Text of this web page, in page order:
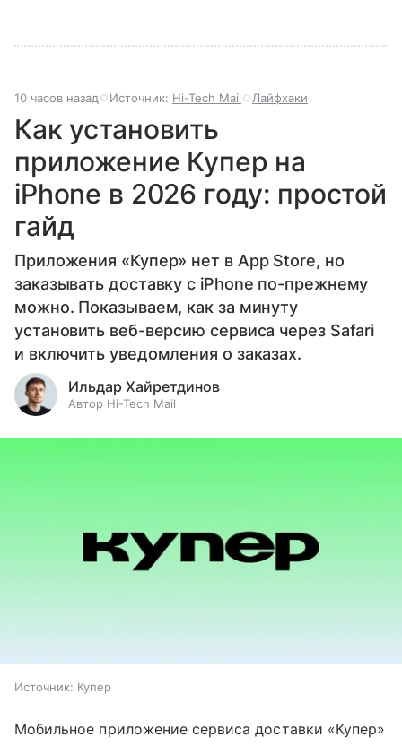
10 часов назад Источник: Hi-Tech Mail Лайфхаки
Как установить
приложение Купер на
iPhone в 2026 году: простой
гайд
Приложения «Купер» нет в App Store, но
заказывать доставку с iPhone по-прежнему
можно. Показываем, как за минуту
установить веб-версию сервиса через Safari
и включить уведомления о заказах.
Ильдар Хайретдинов
Автор Hi-Tech Mail
Источник: Купер
Мобильное приложение сервиса доставки «Купер»